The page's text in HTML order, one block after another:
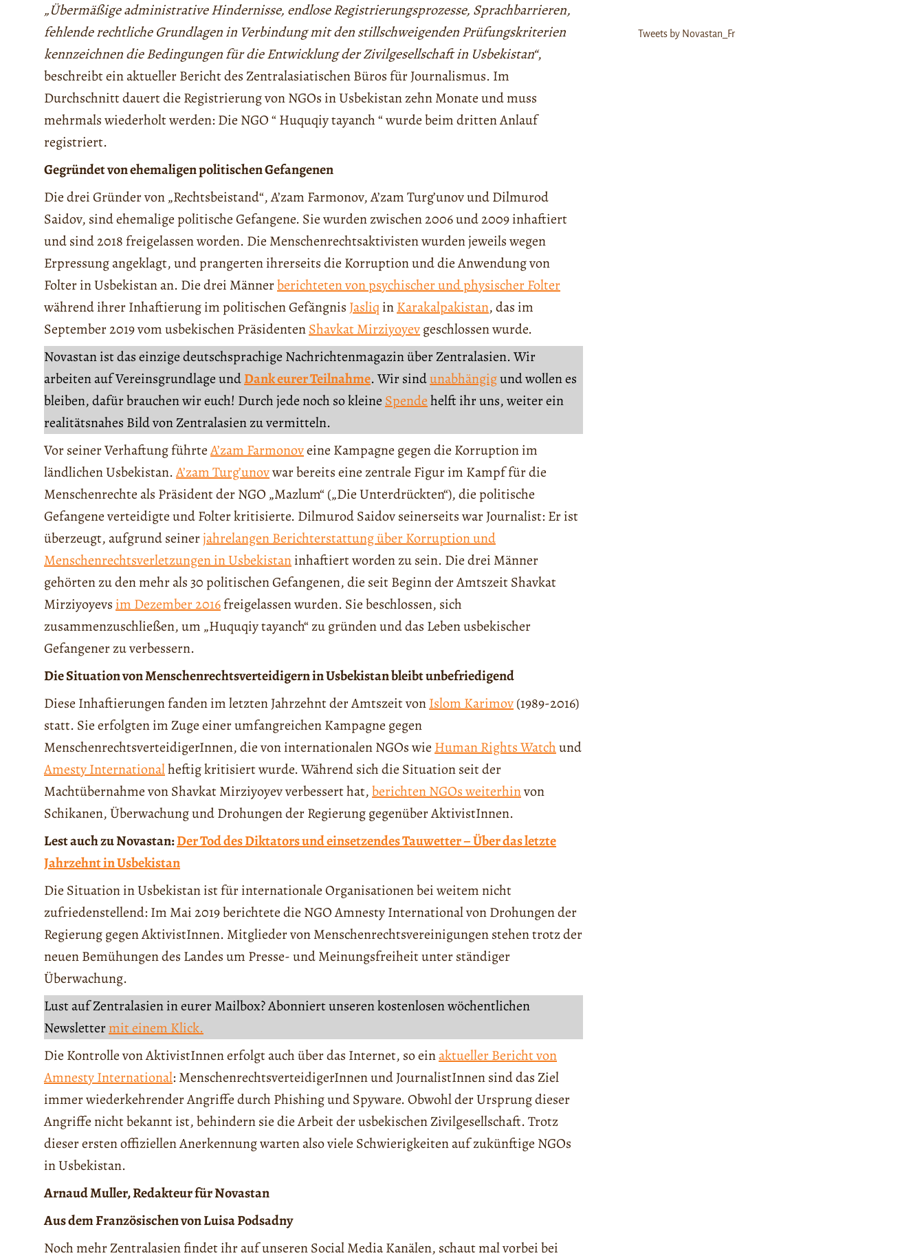
„Übermäßige administrative Hindernisse, endlose Registrierungsprozesse, Sprachbarrieren,
fehlende rechtliche Grundlagen in Verbindung mit den stillschweigenden Prüfungskriterien
kennzeichnen die Bedingungen für die Entwicklung der Zivilgesellschaft in Usbekistan“,
beschreibt ein aktueller Bericht des Zentralasiatischen Büros für Journalismus. Im
Durchschnitt dauert die Registrierung von NGOs in Usbekistan zehn Monate und muss
mehrmals wiederholt werden: Die NGO “ Huquqiy tayanch “ wurde beim dritten Anlauf
registriert.
Gegründet von ehemaligen politischen Gefangenen
Die drei Gründer von „Rechtsbeistand“, A’zam Farmonov, A’zam Turg’unov und Dilmurod
Saidov, sind ehemalige politische Gefangene. Sie wurden zwischen 2006 und 2009 inhaftiert
und sind 2018 freigelassen worden. Die Menschenrechtsaktivisten wurden jeweils wegen
Erpressung angeklagt, und prangerten ihrerseits die Korruption und die Anwendung von
Folter in Usbekistan an. Die drei Männerberichteten von psychischer und physischer Folter
während ihrer Inhaftierung im politischen Gefängnis Jasliq inKarakalpakistan, das im
September 2019 vom usbekischen PräsidentenShavkat Mirziyoyevgeschlossen wurde.
Novastan ist das einzige deutschsprachige Nachrichtenmagazin über Zentralasien. Wir
arbeiten auf Vereinsgrundlage undDank eurer Teilnahme. Wir sindunabhängigund wollen es
bleiben, dafür brauchen wir euch! Durch jede noch so kleine Spendehelft ihr uns, weiter ein
realitätsnahes Bild von Zentralasien zu vermitteln.
Vor seiner Verhaftung führteA’zam Farmonoveine Kampagne gegen die Korruption im
ländlichen Usbekistan.A’zam Turg’unovwar bereits eine zentrale Figur im Kampf für die
Menschenrechte als Präsident der NGO „Mazlum“ („Die Unterdrückten“), die politische
Gefangene verteidigte und Folter kritisierte. Dilmurod Saidov seinerseits war Journalist: Er ist
überzeugt, aufgrund seinerjahrelangen Berichterstattung über Korruption und
Menschenrechtsverletzungen in Usbekistaninhaftiert worden zu sein. Die drei Männer
gehörten zu den mehr als 30 politischen Gefangenen, die seit Beginn der Amtszeit Shavkat
Mirziyoyevs im Dezember 2016freigelassen wurden. Sie beschlossen, sich
zusammenzuschließen, um „Huquqiy tayanch“ zu gründen und das Leben usbekischer
Gefangener zu verbessern.
Die Situation von Menschenrechtsverteidigern in Usbekistan bleibt unbefriedigend
Diese Inhaftierungen fanden im letzten Jahrzehnt der Amtszeit vonIslom Karimov(1989-2016)
statt. Sie erfolgten im Zuge einer umfangreichen Kampagne gegen
MenschenrechtsverteidigerInnen, die von internationalen NGOs wie Human Rights Watchund
Amesty Internationalheftig kritisiert wurde. Während sich die Situation seit der
Machtübernahme von Shavkat Mirziyoyev verbessert hat,berichten NGOs weiterhinvon
Schikanen, Überwachung und Drohungen der Regierung gegenüber AktivistInnen.
Lest auch zu Novastan:Der Tod des Diktators und einsetzendes Tauwetter – Über das letzte
Jahrzehnt in Usbekistan
Die Situation in Usbekistan ist für internationale Organisationen bei weitem nicht
zufriedenstellend: Im Mai 2019 berichtete die NGO Amnesty International von Drohungen der
Regierung gegen AktivistInnen. Mitglieder von Menschenrechtsvereinigungen stehen trotz der
neuen Bemühungen des Landes um Presse- und Meinungsfreiheit unter ständiger
Überwachung.
Lust auf Zentralasien in eurer Mailbox? Abonniert unseren kostenlosen wöchentlichen
Newslettermit einem Klick.
Die Kontrolle von AktivistInnen erfolgt auch über das Internet, so einaktueller Bericht von
Amnesty International: MenschenrechtsverteidigerInnen und JournalistInnen sind das Ziel
immer wiederkehrender Angriffe durch Phishing und Spyware. Obwohl der Ursprung dieser
Angriffe nicht bekannt ist, behindern sie die Arbeit der usbekischen Zivilgesellschaft. Trotz
dieser ersten offiziellen Anerkennung warten also viele Schwierigkeiten auf zukünftige NGOs
in Usbekistan.
Arnaud Muller, Redakteur für Novastan
Aus dem Französischen von Luisa Podsadny
Noch mehr Zentralasien findet ihr auf unseren Social Media Kanälen, schaut mal vorbei bei
Tweets by Novastan_Fr